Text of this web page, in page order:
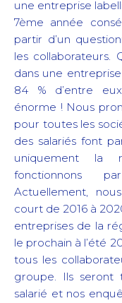
une entreprise
7ème année
partir d’un
les collaborateurs.
dans une
84 % d’entre
énorme ! Nous
pour toutes les
des salariés font
uniquement la
fonctionnons
Actuellement,
court de 2016 à
entreprises de la
le prochain à l’été
tous les
groupe. Ils seront
salarié et nos